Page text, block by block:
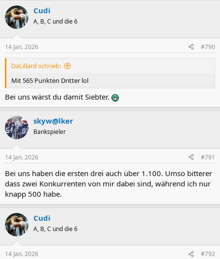
Cudi
A, B, C und die 6
14 Jan. 2026 #790
DaLillard schrieb:
Mit 565 Punkten Dritter lol
Bei uns wärst du damit Siebter.
skyw@lker
Bankspieler
14 Jan. 2026 #791
Bei uns haben die ersten drei auch über 1.100. Umso bitterer
dass zwei Konkurrenten von mir dabei sind, während ich nur
knapp 500 habe.
Cudi
A, B, C und die 6
14 Jan. 2026 #792